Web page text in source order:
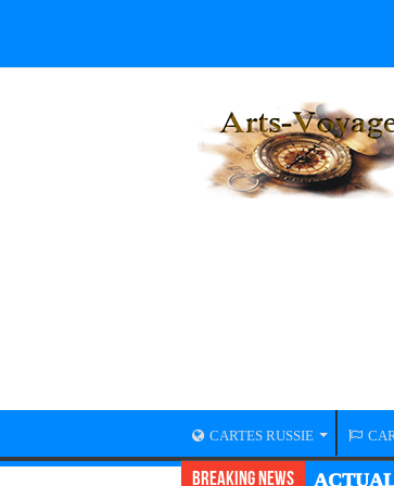
CARTES RUSSIE
Breaking News